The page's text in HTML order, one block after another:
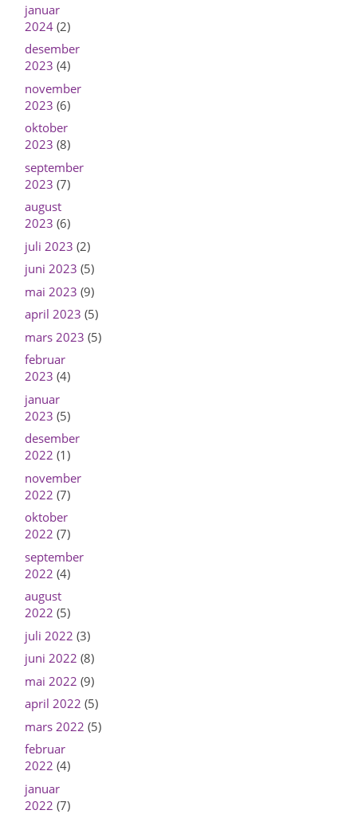
januar
2024(2)
desember
2023 (4)
november
2023 (6)
oktober
2023 (8)
september
2023 (7)
august
2023 (6)
juli 2023 (2)
juni 2023 (5)
mai 2023 (9)
april 2023 (5)
mars 2023 (5)
februar
2023 (4)
januar
2023 (5)
desember
2022 (1)
november
2022 (7)
oktober
2022 (7)
september
2022 (4)
august
2022 (5)
juli 2022 (3)
juni 2022 (8)
mai 2022 (9)
april 2022 (5)
mars 2022 (5)
februar
2022 (4)
januar
2022 (7)